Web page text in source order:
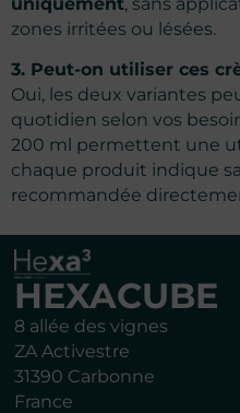
zones irritées ou lésées.
3. Peut-on utiliser ces
Oui, les deux variantes
quotidien selon vos
200 ml permettent une
chaque produit indique
recommandée
HEXACUBE
8 allée des vignes
ZA Activestre
31390 Carbonne
France